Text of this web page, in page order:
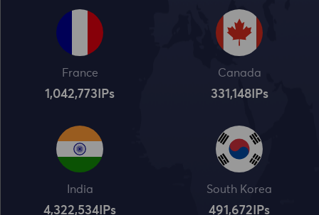
France
1,042,773 IPs
Canada
331,148IPs
India
4,322,534 IPs
South Korea
491,672 IPs